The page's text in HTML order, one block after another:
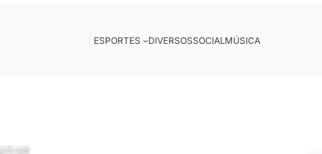
ESPORTES DIVERSOSSOCIALMÚSICA